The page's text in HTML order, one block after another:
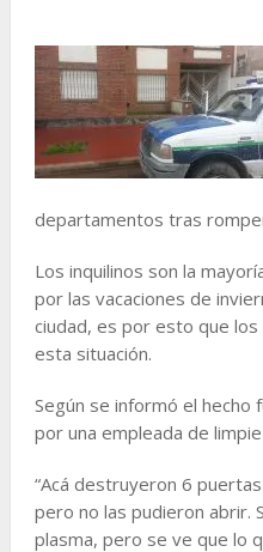
departamentos tras
Los inquilinos son la
por las vacaciones de
ciudad, es por esto que
esta situación.
Según se informó el hecho
por una empleada de
“Acá destruyeron 6
pero no las pudieron abrir.
plasma, pero se ve que lo